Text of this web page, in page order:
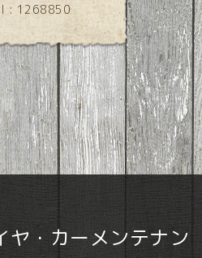
: 1268850
ヤ・カーメンテナン